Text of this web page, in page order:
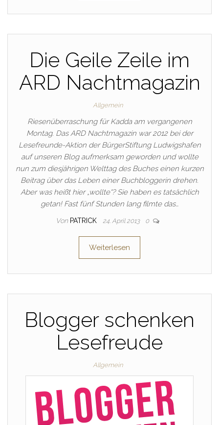
Die Geile Zeile im
ARD Nachtmagazin
Allgemein
Riesenüberraschung für Kadda am vergangenen
Montag. Das ARD Nachtmagazin war 2012 bei der
Lesefreunde-Aktion der BürgerStiftung Ludwigshafen
auf unseren Blog aufmerksam geworden und wollte
nun zum diesjährigen Welttag des Buches einen kurzen
Beitrag über das Leben einer Buchbloggerin drehen.
Aber was heißt hier „wollte“? Sie haben es tatsächlich
getan! Fast fünf Stunden lang filmte das…
Von PATRICK 24. April 2013 0
Weiterlesen
Blogger schenken
Lesefreude
Allgemein